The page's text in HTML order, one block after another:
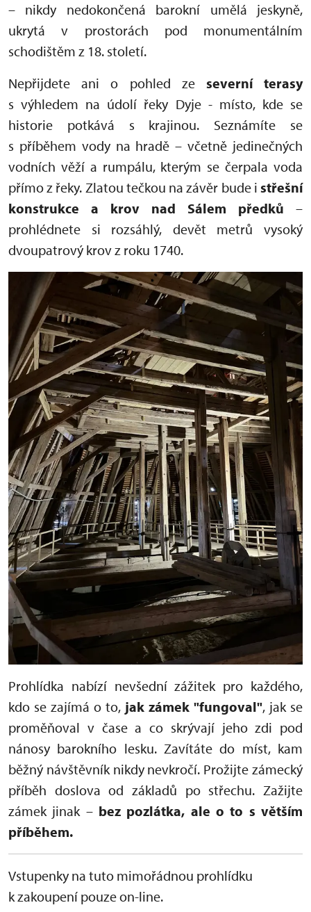
– nikdy nedokončená barokní umělá jeskyně,
ukrytá v prostorách pod monumentálním
schodištěm z 18. století.
Nepřijdete ani o pohled ze severní terasy
s výhledem na údolí řeky Dyje - místo, kde se
historie potkává s krajinou. Seznámíte se
s příběhem vody na hradě – včetně jedinečných
vodních věží a rumpálu, kterým se čerpala voda
přímo z řeky. Zlatou tečkou na závěr bude i střešní
konstrukce a krov nad Sálem předků –
prohlédnete si rozsáhlý, devět metrů vysoký
dvoupatrový krov z roku 1740.
Prohlídka nabízí nevšední zážitek pro každého,
kdo se zajímá o to, jak zámek "fungoval", jak se
proměňoval v čase a co skrývají jeho zdi pod
nánosy barokního lesku. Zavítáte do míst, kam
běžný návštěvník nikdy nevkročí. Prožijte zámecký
příběh doslova od základů po střechu. Zažijte
zámek jinak – bez pozlátka, ale o to s větším
příběhem.
Vstupenky na tuto mimořádnou prohlídku
k zakoupení pouze on-line.